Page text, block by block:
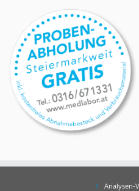
Analysen-